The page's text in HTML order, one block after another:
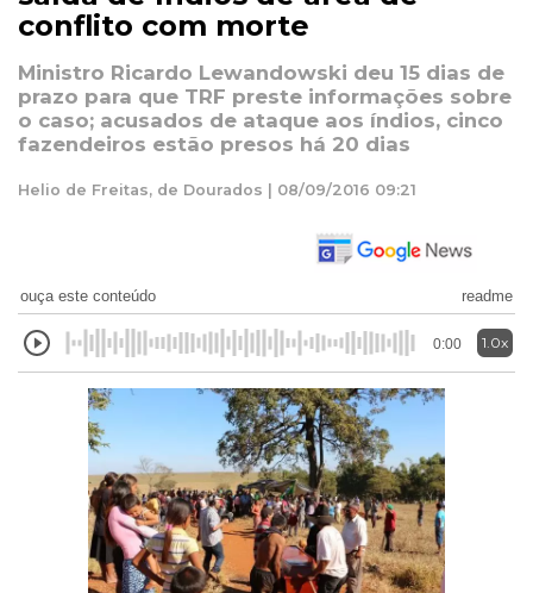
conflito com morte
Ministro Ricardo Lewandowski deu 15 dias de
prazo para que TRF preste informações sobre
o caso; acusados de ataque aos índios, cinco
fazendeiros estão presos há 20 dias
Helio de Freitas, de Dourados | 08/09/2016 09:21
ouça este conteúdo readme
0:00 1.0x